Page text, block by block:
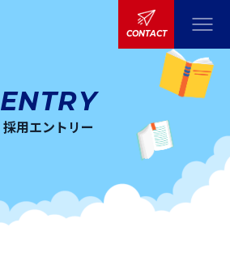
CONTACT
ENTRY
採用エントリー